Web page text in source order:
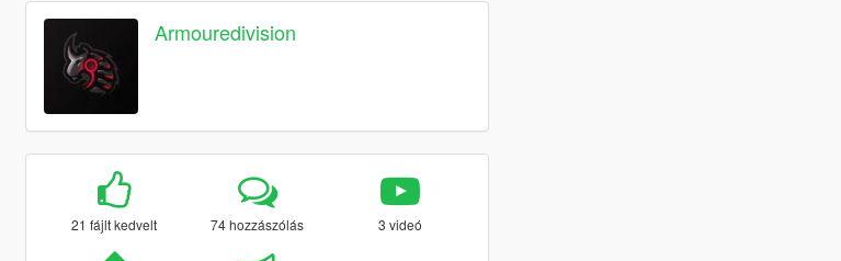
Armouredivision
21 fájlt kedvelt 74 hozzászólás 3 videó